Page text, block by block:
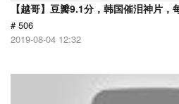
【越哥】豆瓣9.1分，韩国催泪神片，
# 506
2019-08-04 12:32